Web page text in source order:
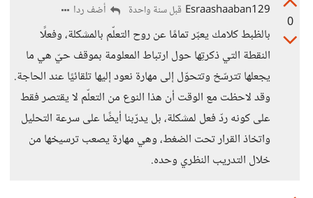
0
Esraashaaban129 قبل سنة واحدة أضف ردا
بالظبط كلامك يعبّر تمامًا عن روح التعلّم بالمشكلة، وفعلًا
النقطة التي ذكرتِها حول ارتباط المعلومة بموقف حيّ هي ما
يجعلها تترسّخ وتتحوّل إلى مهارة نعود إليها تلقائيًا عند الحاجة.
وقد لاحظت مع الوقت أن هذا النوع من التعلّم لا يقتصر فقط
على كونه ردّ فعل لمشكلة، بل يدرّبنا أيضًا على سرعة التحليل
واتخاذ القرار تحت الضغط، وهي مهارة يصعب ترسيخها من
خلال التدريب النظري وحده.